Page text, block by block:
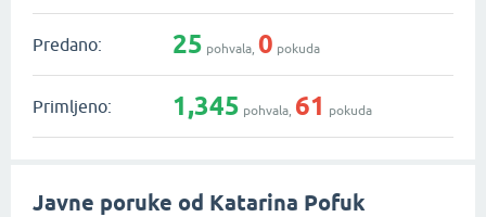
Predano: 25 pohvala, 0 pokuda
Primljeno: 1,345 pohvala, 61 pokuda
Javne poruke od Katarina Pofuk